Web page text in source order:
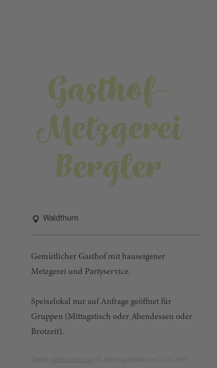
Gasthof-
Metzgerei
Bergler
Waldthurn
Gemütlicher Gasthof mit hauseigener
Metzgerei und Partyservice.
Speiselokal nur auf Anfrage geöffnet für
Gruppen (Mittagstisch oder Abendessen oder
Brotzeit).